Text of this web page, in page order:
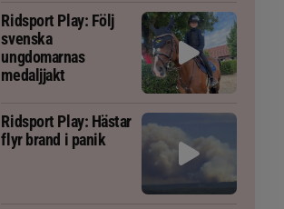
Ridsport Play: Följ
svenska
ungdomarnas
medaljjakt
Ridsport Play: Hästar
flyr brand i panik